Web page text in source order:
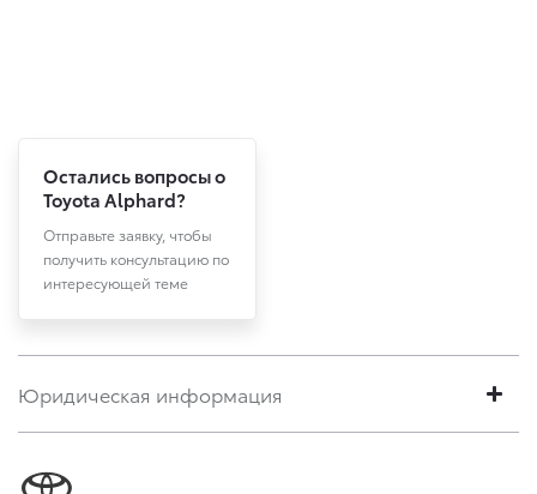
Остались вопросы о
Toyota Alphard?
Отправьте заявку, чтобы
получить консультацию по
интересующей теме
Юридическая информация